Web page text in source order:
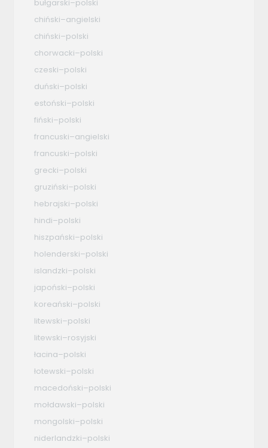
bułgarski–polski
chiński–angielski
chiński–polski
chorwacki–polski
czeski–polski
duński–polski
estoński–polski
fiński–polski
francuski–angielski
francuski–polski
grecki–polski
gruziński–polski
hebrajski–polski
hindi–polski
hiszpański–polski
holenderski–polski
islandzki–polski
japoński–polski
koreański–polski
litewski–polski
litewski–rosyjski
łacina–polski
łotewski–polski
macedoński–polski
mołdawski–polski
mongolski–polski
niderlandzki–polski